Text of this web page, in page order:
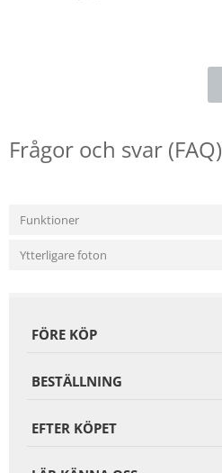
Frågor och svar (FAQ)
Funktioner
Ytterligare foton
FÖRE KÖP
BESTÄLLNING
EFTER KÖPET